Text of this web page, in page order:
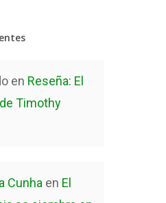
en Reseña: El
Timothy
Cunha en El